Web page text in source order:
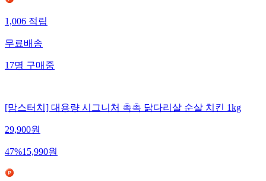
1,006 적립
무료배송
17명 구매중
[맘스터치] 대용량 시그니처 촉촉 닭다리살 순살 치킨 1kg
29,900원
47%15,990원